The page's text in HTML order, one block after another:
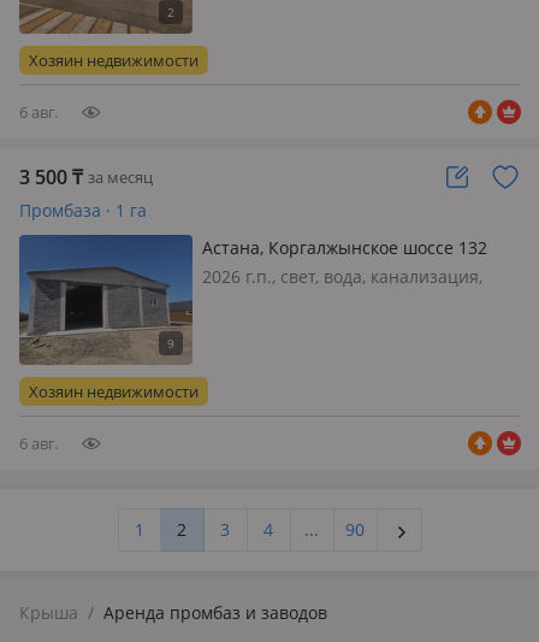
база (складское помещение) общей
площадью 2 700 квадратных
Хозяин недвижимости
6 авг.
3 500₸ за месяц
Промбаза · 1 га
Астана, Коргалжынское шоссе 132
2026 г.п., свет, вода, канализация,
помещение площадью 920 м²,
полностью готовое к эксплуатац…
Хозяин недвижимости
6 авг.
1 2 3 4 ... 90
Крыша / Аренда промбаз и заводов